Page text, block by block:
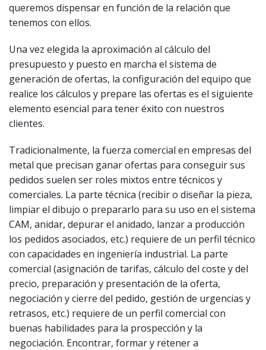
queremos dispensar en función de la relación que
tenemos con ellos.
Una vez elegida la aproximación al cálculo del
presupuesto y puesto en marcha el sistema de
generación de ofertas, la configuración del equipo que
realice los cálculos y prepare las ofertas es el siguiente
elemento esencial para tener éxito con nuestros
clientes.
Tradicionalmente, la fuerza comercial en empresas del
metal que precisan ganar ofertas para conseguir sus
pedidos suelen ser roles mixtos entre técnicos y
comerciales. La parte técnica (recibir o diseñar la pieza,
limpiar el dibujo o prepararlo para su uso en el sistema
CAM, anidar, depurar el anidado, lanzar a producción
los pedidos asociados, etc.) requiere de un perfil técnico
con capacidades en ingeniería industrial. La parte
comercial (asignación de tarifas, cálculo del coste y del
precio, preparación y presentación de la oferta,
negociación y cierre del pedido, gestión de urgencias y
retrasos, etc.) requiere de un perfil comercial con
buenas habilidades para la prospección y la
negociación. Encontrar, formar y retener a